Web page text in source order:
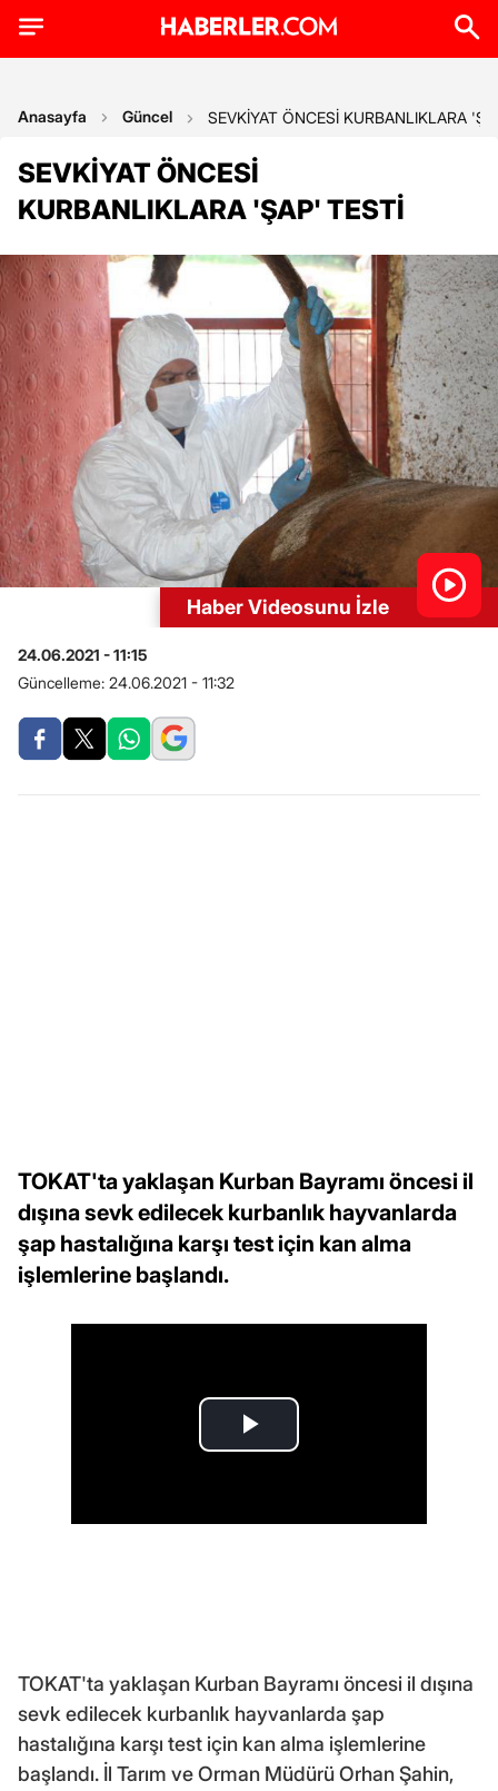
Anasayfa Güncel SEVKİYAT ÖNCESİ KURBANLIKLARA
SEVKİYAT ÖNCESİ
KURBANLIKLARA 'ŞAP' TESTİ
Haber Videosunu İzle
24.06.2021 - 11:15
Güncelleme: 24.06.2021 - 11:32
TOKAT'ta yaklaşan Kurban Bayramı öncesi il
dışına sevk edilecek kurbanlık hayvanlarda
şap hastalığına karşı test için kan alma
işlemlerine başlandı.
TOKAT'ta yaklaşan Kurban Bayramı öncesi il dışına
sevk edilecek kurbanlık hayvanlarda şap
hastalığına karşı test için kan alma işlemlerine
başlandı. İl Tarım ve Orman Müdürü Orhan Şahin,